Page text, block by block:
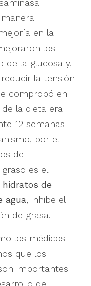
en la
los
de la glucosa y,
la tensión
comprobó en
la dieta era
12 semanas
por el
de
es el
de
agua, inhibe el
de grasa.
los médicos
que los
importantes
del